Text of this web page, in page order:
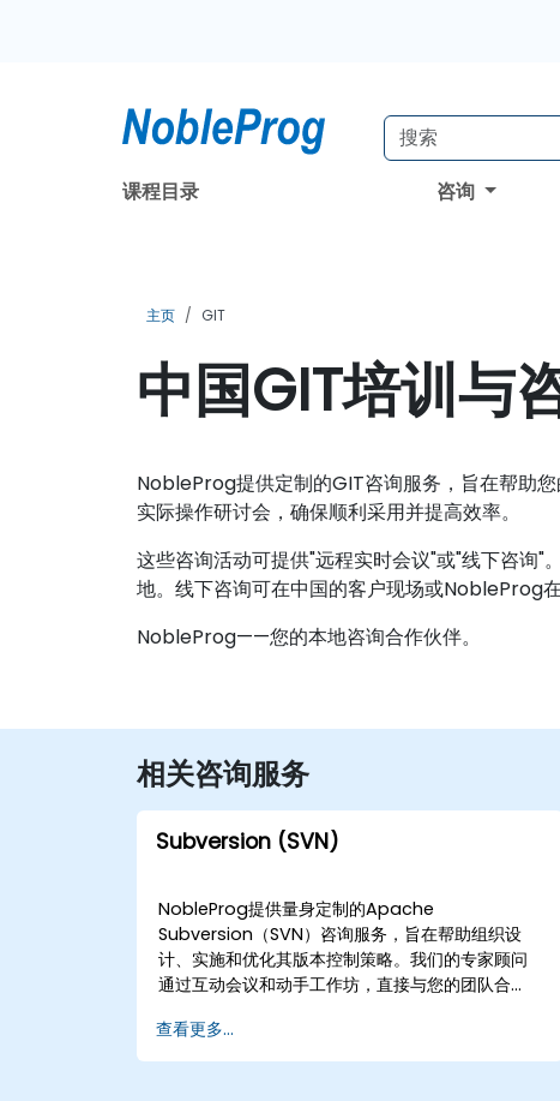
课程目录 咨询
主页 GIT
中国GIT培训与
NobleProg提供定制的GIT咨询服务，旨在帮助
实际操作研讨会，确保顺利采用并提高效率。
这些咨询活动可提供"远程实时会议"或"线下咨询"
地。线下咨询可在中国的客户现场或NobleProg
NobleProg——您的本地咨询合作伙伴。
相关咨询服务
Subversion (SVN)
NobleProg提供量身定制的Apache
Subversion（SVN）咨询服务，旨在帮助组织设
计、实施和优化其版本控制策略。我们的专家顾问
通过互动会议和动手工作坊，直接与您的团队合
并有效扩展您的开发基础设施。 这些参与模式提供
远程咨询或线下咨询。远程咨询通过交互式远程桌
查看更多...